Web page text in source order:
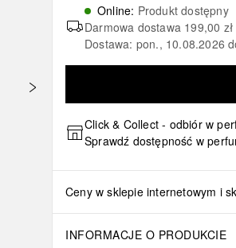
Online: Produkt dostępny
Darmowa dostawa 199,00 zł
Dostawa: pon., 10.08.2026
Click & Collect - odbiór w
Sprawdź dostępność w
Ceny w sklepie internetowym i
INFORMACJE O PRODUKCIE